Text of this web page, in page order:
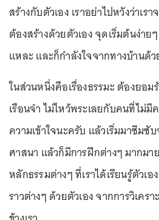
สร้างกับตัวเอง เราอย่าไปหวังว่าเร
ต้องสร้างด้วยตัวเอง จุดเริ่มต้นง่าย
แหละ และก็กำลังใจจากทางบ้านด้ว
ในส่วนหนึ่งคือเรื่องธรรมะ ต้องยอม
เรือนจำ ไม่ไหว้พระเลยกับคนที่ไม่มี
ความเข้าใจนะครับ แล้วเริ่มมาซึม
ศาสนา แล้วก็มีการฝึกต่างๆ มากมา
หลักธรรมต่างๆ ที่เราได้เรียนรู้ตัวเอ
ราวต่างๆ ด้วยตัวเอง จากการวิเคร